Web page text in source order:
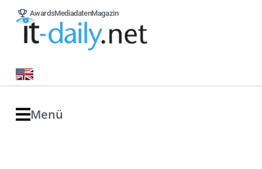
AwardsMediadatenMagazin
Menü